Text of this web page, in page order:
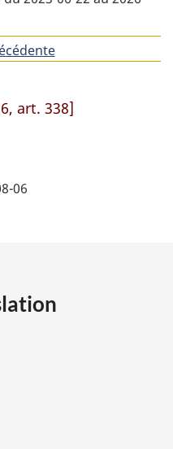
de
art. 338]
06